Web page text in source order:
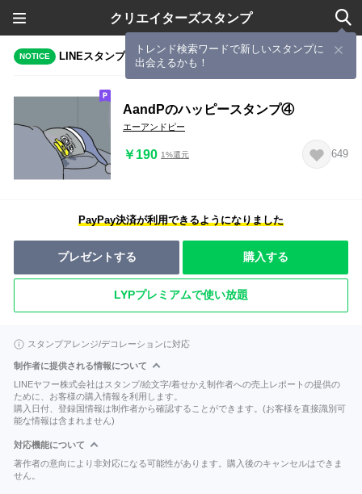
クリエイターズスタンプ
トレンド検索ワードで新しいスタンプに
出会えるかも！
NOTICE LINEスタンプメーカーで作成されたスタンプ
AandPのハッピースタンプ④
エーアンドピー
￥190 1%還元 649
PayPay決済が利用できるようになりました
プレゼントする 購入する
LYPプレミアムで使い放題
スタンプアレンジ/デコレーションに対応
制作者に提供される情報について
LINEヤフー株式会社はスタンプ/絵文字/着せかえ制作者への売上レポートの提供の
ために、お客様の購入情報を利用します。
購入日付、登録国情報は制作者から確認することができます。(お客様を直接識別可
能な情報は含まれません)
対応機能について
著作者の意向により非対応になる可能性があります。購入後のキャンセルはできま
せん。